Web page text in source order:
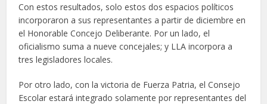
Con estos resultados, solo estos dos espacios políticos
incorporaron a sus representantes a partir de diciembre en
el Honorable Concejo Deliberante. Por un lado, el
oficialismo suma a nueve concejales; y LLA incorpora a
tres legisladores locales.
Por otro lado, con la victoria de Fuerza Patria, el Consejo
Escolar estará integrado solamente por representantes del